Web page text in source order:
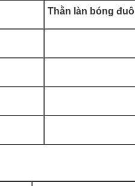
Thằn làn bóng